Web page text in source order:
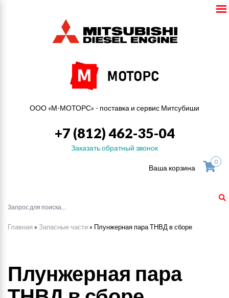
ООО «М-МОТОРС» - поставка и сервис Митсубиши
+7 (812) 462-35-04
Заказать обратный звонок
Ваша корзина
0
Главная » Запасные части » Плунжерная пара ТНВД в сборе
Плунжерная пара